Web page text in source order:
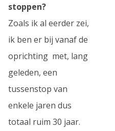
stoppen?
Zoals ik al eerder zei,
ik ben er bij vanaf de
oprichting met, lang
geleden, een
tussenstop van
enkele jaren dus
totaal ruim 30 jaar.